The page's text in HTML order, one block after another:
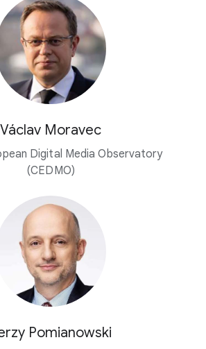
Václav Moravec
Digital Media Observatory
(CEDMO)
Pomianowski